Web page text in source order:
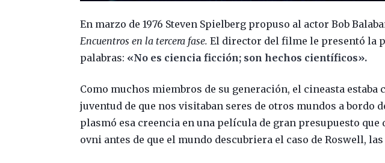
En marzo de 1976 Steven Spielberg propuso al actor Bob
Encuentros en la tercera fase.El director del filme le presentó la
palabras: «No es ciencia ficción; son hechos científicos».
Como muchos miembros de su generación, el cineasta estaba
juventud de que nos visitaban seres de otros mundos a bordo
plasmó esa creencia en una película de gran presupuesto
ovni antes de que el mundo descubriera el caso de Roswell, las